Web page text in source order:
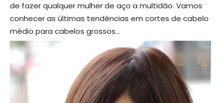
de fazer qualquer mulher de aço a multidão. Vamos
conhecer as últimas tendências em cortes de cabelo
médio para cabelos grossos…